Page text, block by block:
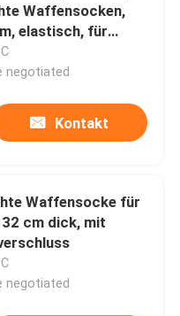
Waffensocken,
elastisch, für
negotiated
Kontakt
Waffensocke für
cm dick, mit
negotiated